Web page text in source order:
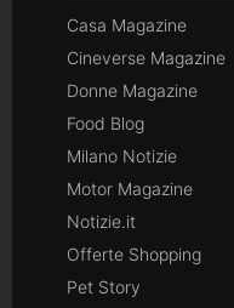
Casa Magazine
Cineverse Magazine
Donne Magazine
Food Blog
Milano Notizie
Motor Magazine
Notizie.it
Offerte Shopping
Pet Story